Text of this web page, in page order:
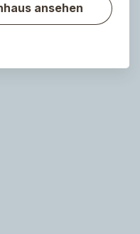
ansehen